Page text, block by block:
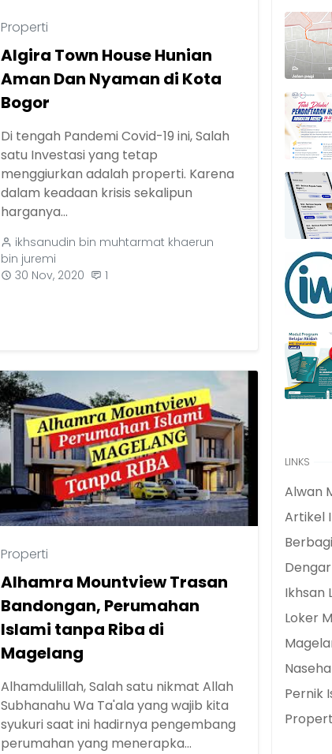
Properti
Algira Town House Hunian
Aman Dan Nyaman di Kota
Bogor
Di tengah Pandemi Covid-19 ini, Salah
satu Investasi yang tetap
menggiurkan adalah properti. Karena
dalam keadaan krisis sekalipun
harganya...
ikhsanudin bin muhtarmat khaerun
bin juremi
30 Nov, 2020
1
Properti
Alhamra Mountview Trasan
Bandongan, Perumahan
Islami tanpa Riba di
Magelang
Alhamdulillah, Salah satu nikmat Allah
Subhanahu Wa Ta'ala yang wajib kita
syukuri saat ini hadirnya pengembang
perumahan yang menerapka...
LINKS
Alwan
Artikel
Ikhsan
Loker
Pernik